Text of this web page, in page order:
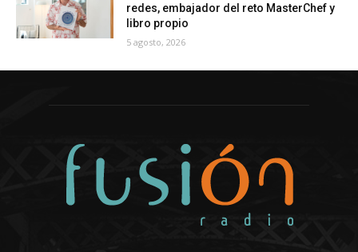
redes, embajador del reto MasterChef y
libro propio
5 agosto, 2026